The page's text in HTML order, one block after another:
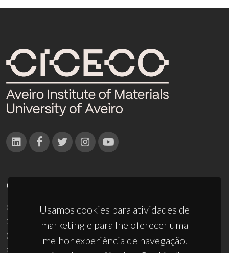
Usamos cookies para atividades de
marketing e para lhe oferecer uma
melhor experiência de navegação.
CONTACTOS
Campus Universitário de Santiago
3810-193 Aveiro - Portugal
(+351) 234 370 200
ciceco@ua.pt